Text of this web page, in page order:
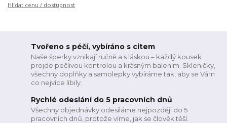
Hlídat cenu / dostupnost
Tvořeno s péčí, vybíráno s citem
Naše šperky vznikají ručně a s láskou – každý kousek
projde pečlivou kontrolou a krásným balením. Skleničky,
všechny doplňky a samolepky vybíráme tak, aby se Vám
co nejvíce líbily.
Rychlé odeslání do 5 pracovních dnů
Všechny objednávky odesíláme nejpozději do 5
pracovních dnů, protože víme, jak se člověk těší.